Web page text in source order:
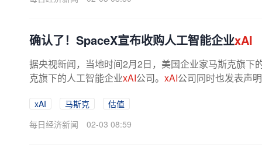
确认了！SpaceX宣布收购人工智能企业xAI
据央视新闻，当地时间2月2日，美国企业家马斯克旗
克旗下的人工智能企业xAI公司。 xAI公司同时也发表声
xAI 马斯克
估值
每日经济新闻
02-03 08:59